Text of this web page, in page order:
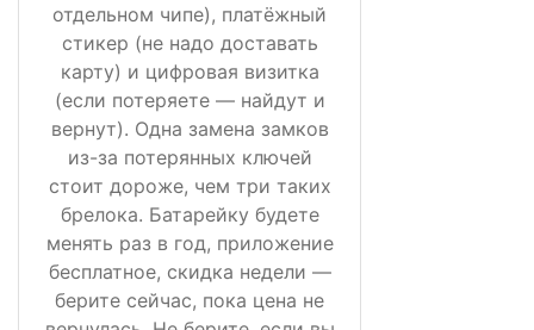
отдельном чипе), платёжный
стикер (не надо доставать
карту) и цифровая визитка
(если потеряете — найдут и
вернут). Одна замена замков
из-за потерянных ключей
стоит дороже, чем три таких
брелока. Батарейку будете
менять раз в год, приложение
бесплатное, скидка недели —
берите сейчас, пока цена не